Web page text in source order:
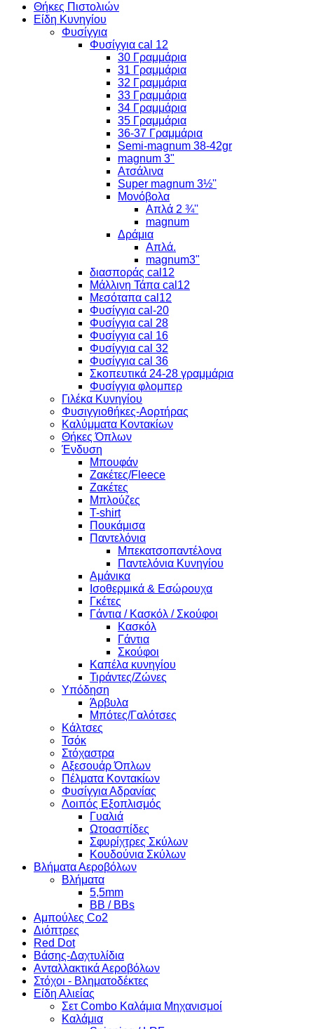
Θήκες Πιστολιών
Είδη Κυνηγίου
Φυσίγγια
Φυσίγγια cal 12
30 Γραμμάρια
31 Γραμμάρια
32 Γραμμάρια
33 Γραμμάρια
34 Γραμμάρια
35 Γραμμάρια
36-37 Γραμμάρια
Semi-magnum 38-42gr
magnum 3"
Ατσάλινα
Super magnum 3½''
Μονόβολα
Απλά 2 ¾''
magnum
Δράμια
Απλά.
magnum3"
διασποράς cal12
Μάλλινη Τάπα cal12
Μεσόταπα cal12
Φυσίγγια cal-20
Φυσίγγια cal 28
Φυσίγγια cal 16
Φυσίγγια cal 32
Φυσίγγια cal 36
Σκοπευτικά 24-28 γραμμάρια
Φυσίγγια φλομπερ
Γιλέκα Κυνηγίου
Φυσιγγιοθήκες-Αορτήρας
Καλύμματα Κοντακίων
Θήκες Όπλων
Ένδυση
Μπουφάν
Ζακέτες/Fleece
Ζακέτες
Μπλούζες
T-shirt
Πουκάμισα
Παντελόνια
Μπεκατσοπαντέλονα
Παντελόνια Κυνηγίου
Αμάνικα
Ισοθερμικά & Εσώρουχα
Γκέτες
Γάντια / Κασκόλ / Σκούφοι
Κασκόλ
Γάντια
Σκούφοι
Καπέλα κυνηγίου
Τιράντες/Ζώνες
Υπόδηση
Άρβυλα
Μπότες/Γαλότσες
Κάλτσες
Τσόκ
Στόχαστρα
Αξεσουάρ Όπλων
Πέλματα Κοντακίων
Φυσίγγια Αδρανίας
Λοιπός Εξοπλισμός
Γυαλιά
Ωτοασπίδες
Σφυρίχτρες Σκύλων
Κουδούνια Σκύλων
Βλήματα Αεροβόλων
Βλήματα
5,5mm
BB / BBs
Αμπούλες Co2
Διόπτρες
Red Dot
Βάσης-Δαχτυλίδια
Ανταλλακτικά Αεροβόλων
Στόχοι - Βληματοδέκτες
Είδη Αλιείας
Σετ Combo Καλάμια Μηχανισμοί
Καλάμια